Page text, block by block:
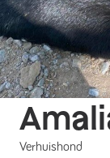
Verhuishond